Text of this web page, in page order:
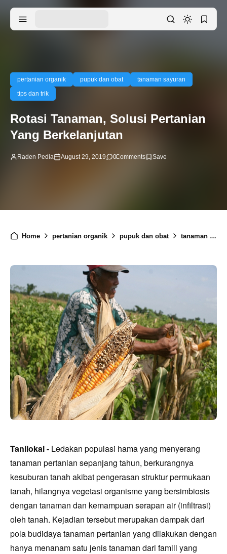
pertanian organik pupuk dan obat
tanaman sayuran
tips dan trik
Rotasi Tanaman, Solusi Pertanian
Yang Berkelanjutan
Raden Pedia August 29, 2019 0Comments
Home pertanian organik pupuk dan obat tanaman sayuran
Tanilokal - Ledakan populasi hama yang menyerang
tanaman pertanian sepanjang tahun, berkurangnya
kesuburan tanah akibat pengerasan struktur permukaan
tanah, hilangnya vegetasi organisme yang bersimbiosis
dengan tanaman dan kemampuan serapan air (infiltrasi)
oleh tanah. Kejadian tersebut merupakan dampak dari
pola budidaya tanaman pertanian yang dilakukan dengan
hanya menanam satu jenis tanaman dari famili yang